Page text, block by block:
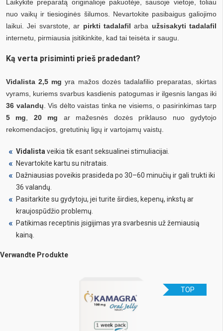
Laikykite preparatą originalioje pakuotėje, sausoje vietoje, toliau
nuo vaikų ir tiesioginės šilumos. Nevartokite pasibaigus galiojimo
laikui. Jei svarstote, ar pirkti tadalafil arba užsisakyti tadalafil
internetu, pirmiausia įsitikinkite, kad tai teisėta ir saugu.
Ką verta prisiminti prieš pradedant?
Vidalista 2,5 mg yra mažos dozės tadalafilio preparatas, skirtas
vyrams, kuriems svarbus kasdienis patogumas ir ilgesnis langas iki
36 valandų . Vis dėlto vaistas tinka ne visiems, o pasirinkimas tarp
5 mg
20 mg ar mažesnės dozės priklauso nuo gydytojo
rekomendacijos, gretutinių ligų ir vartojamų vaistų.
Vidalista veikia tik esant seksualinei stimuliacijai.
Nevartokite kartu su nitratais.
Dažniausias poveikis prasideda po 30–60 minučių ir gali trukti iki
36 valandų.
Pasitarkite su gydytoju, jei turite širdies, kepenų, inkstų ar
kraujospūdžio problemų.
Patikimas receptinis įsigijimas yra svarbesnis už žemiausią
kainą.
Verwandte Produkte
TOP